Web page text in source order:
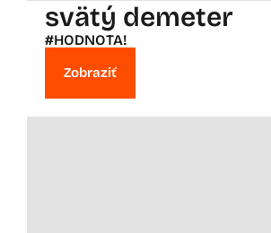
svätý demeter
#HODNOTA!
Zobraziť